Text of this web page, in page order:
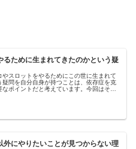
るために生まれてきたのかという疑
やスロットをやるためにこの世に生まれて
疑問を自分自身が持つことは、依存症を克
なポイントだと考えています。今回はその
外にやりたいことが見つからない理